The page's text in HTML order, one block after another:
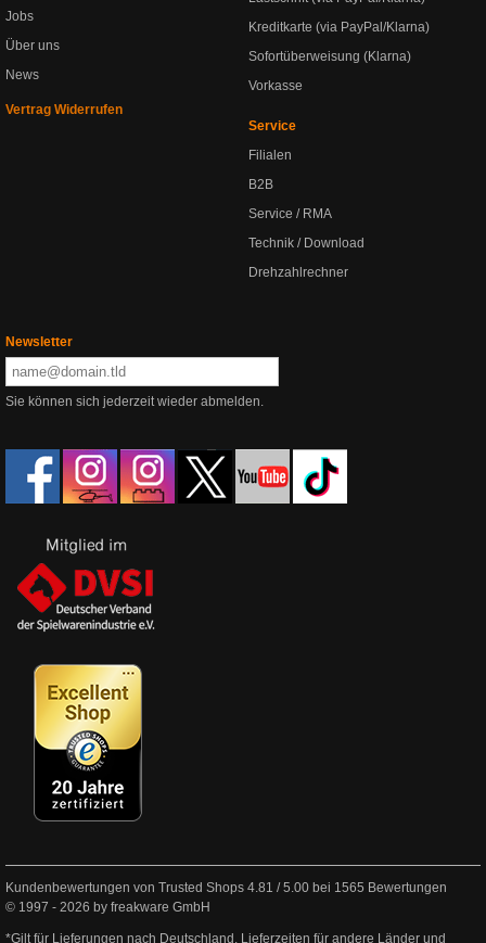
Jobs
Über uns
News
Vertrag Widerrufen
Kreditkarte (via PayPal/Klarna)
Sofortüberweisung (Klarna)
Vorkasse
Service
Filialen
B2B
Service / RMA
Technik / Download
Drehzahlrechner
Newsletter
Sie können sich jederzeit wieder abmelden.
Kundenbewertungen von Trusted Shops 4.81 /5.00 bei 1565 Bewertungen
© 1997 - 2026 by freakware GmbH
*Gilt für Lieferungen nach Deutschland. Lieferzeiten für andere Länder und